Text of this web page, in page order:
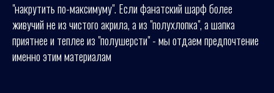
"накрутить по-максимуму". Если фанатский шарф более
живучий не из чистого акрила, а из "полухлопка", а шапка
приятнее и теплее из "полушерсти" - мы отдаем предпочтение
именно этим материалам